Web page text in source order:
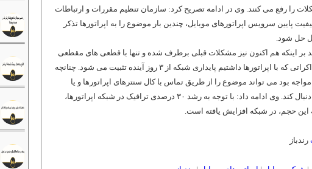
را رفع می‌ کنند. وی در ادامه تصریح کرد: سازمان تنظیم مقررات و ارتباطات
پایین سرویس اپراتورهای موبایل، چندین بار موضوع را به اپراتورها تذکر
حل شود.
بر اینکه هم اکنون نیز مشکلات قبلی برطرف شده و تنها با قطعی‌ های مقطعی
و محدود روبرو هستیم، گفت: طی مذاکراتی که با اپراتورها داشتیم پایداری شبکه از ۳ روز آینده تثبیت می ‌شود. چنانچه
مواجه بود می‌ تواند موضوع را از طریق تماس با کال سنترهای اپراتورها و یا
تماس با شماره پیگیری شکایات ۱۹۵ دنبال کند. وی ادامه داد: با توجه به رشد ۳۰ درصدی ترافیک در شبکه اپراتورها،
حجم، در شبکه افزایش یافته است.
رندباز